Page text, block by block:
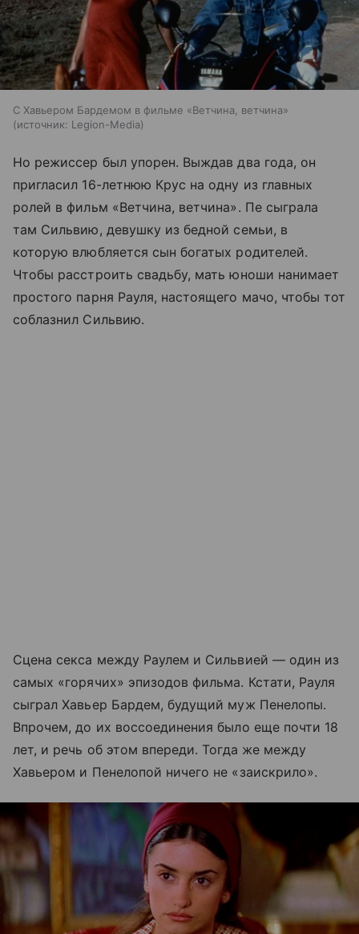
С Хавьером Бардемом в фильме «Ветчина, ветчина»
источник: Legion-Media
Но режиссер был упорен. Выждав два года, он
пригласил 16-летнюю Крус на одну из главных
ролей в фильм «Ветчина, ветчина». Пе сыграла
там Сильвию, девушку из бедной семьи, в
которую влюбляется сын богатых родителей.
Чтобы расстроить свадьбу, мать юноши нанимает
простого парня Рауля, настоящего мачо, чтобы тот
соблазнил Сильвию.
Сцена секса между Раулем и Сильвией — один из
самых «горячих» эпизодов фильма. Кстати, Рауля
сыграл Хавьер Бардем, будущий муж Пенелопы.
Впрочем, до их воссоединения было еще почти 18
лет, и речь об этом впереди. Тогда же между
Хавьером и Пенелопой ничего не «заискрило».